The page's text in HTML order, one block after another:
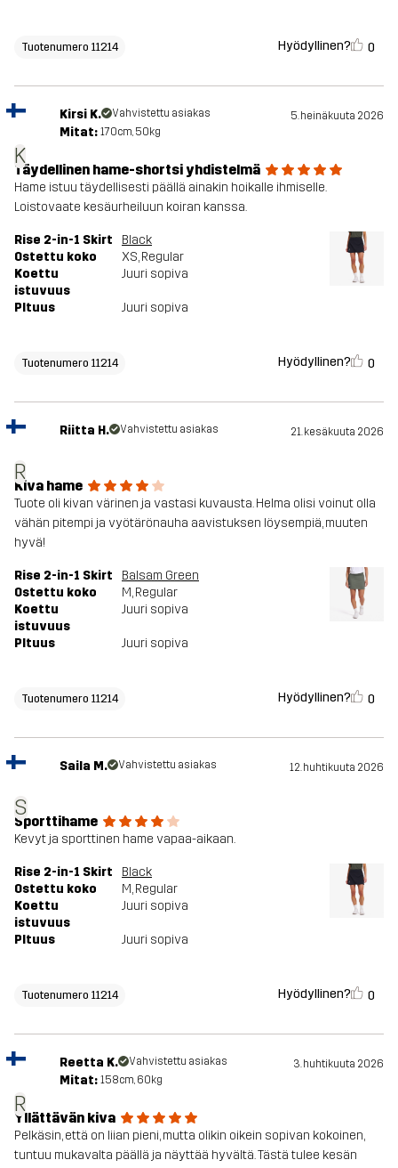
Tuotenumero 11214 Hyödyllinen? 0
K
Kirsi K. Vahvistettu asiakas 5. heinäkuuta 2026
Mitat: 170cm, 50kg
Täydellinen hame-shortsi yhdistelmä
Hame istuu täydellisesti päällä ainakin hoikalle ihmiselle.
Loistovaate kesäurheiluun koiran kanssa.
Rise 2-in-1 Skirt
Black
Ostettu koko
XS, Regular
Koettu
istuvuus
Juuri sopiva
PItuus Juuri sopiva
Tuotenumero 11214 Hyödyllinen? 0
R
Riitta H. Vahvistettu asiakas 21. kesäkuuta 2026
Kiva hame
Tuote oli kivan värinen ja vastasi kuvausta. Helma olisi voinut olla
vähän pitempi ja vyötärönauha aavistuksen löysempiä, muuten
hyvä!
Rise 2-in-1 Skirt
Balsam Green
Ostettu koko
M, Regular
Koettu
istuvuus
Juuri sopiva
PItuus Juuri sopiva
Tuotenumero 11214 Hyödyllinen? 0
S
Saila M. Vahvistettu asiakas 12. huhtikuuta 2026
Sporttihame
Kevyt ja sporttinen hame vapaa-aikaan.
Rise 2-in-1 Skirt
Black
Ostettu koko
M, Regular
Koettu
istuvuus
Juuri sopiva
PItuus Juuri sopiva
Tuotenumero 11214 Hyödyllinen? 0
R
Reetta K. Vahvistettu asiakas 3. huhtikuuta 2026
Mitat: 158cm, 60kg
Yllättävän kiva
Pelkäsin, että on liian pieni, mutta olikin oikein sopivan kokoinen,
tuntuu mukavalta päällä ja näyttää hyvältä. Tästä tulee kesän